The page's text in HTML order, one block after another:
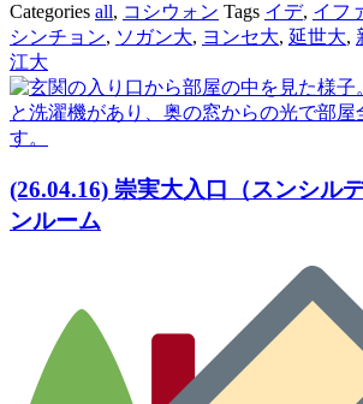
Categories all, コシウォン Tags イデ, イフ
シンチョン, ソガン大, ヨンセ大, 延世大,
江大
(26.04.16) 崇実大入口（スンシル
ンルーム